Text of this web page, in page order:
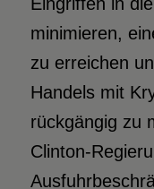
minimieren,
zu erreichen
Handels mit
rückgängig zu
Clinton-